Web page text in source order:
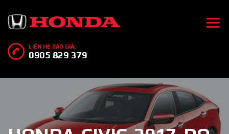
LIÊN HỆ BÁO GIÁ:
0905 829 379